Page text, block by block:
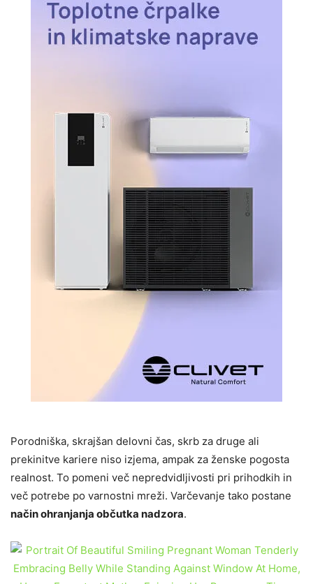
Porodniška, skrajšan delovni čas, skrb za druge ali
prekinitve kariere niso izjema, ampak za ženske pogosta
realnost. To pomeni več nepredvidljivosti pri prihodkih in
več potrebe po varnostni mreži. Varčevanje tako postane
način ohranjanja občutka nadzora.